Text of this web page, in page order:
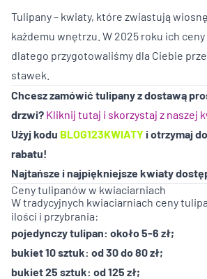
Tulipany – kwiaty, które zwiastują
każdemu wnętrzu. W 2025 roku ich
dlatego przygotowaliśmy dla Ciebie
stawek.
Chcesz zamówić tulipany z dostawą
drzwi? Kliknij tutaj i skorzystaj z naszej
Użyj kodu BLOG123KWIATY i otrzymaj
rabatu!
Najtańsze i najpiękniejsze kwiaty
Ceny tulipanów w kwiaciarniach
W tradycyjnych kwiaciarniach ceny
ilości i przybrania:
pojedynczy tulipan: około 5-6 zł;
bukiet 10 sztuk: od 30 do 80 zł;
bukiet 25 sztuk: od 125 zł;